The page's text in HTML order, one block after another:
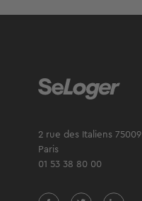
2 rue des Italiens 75009
Paris
01 53 38 80 00